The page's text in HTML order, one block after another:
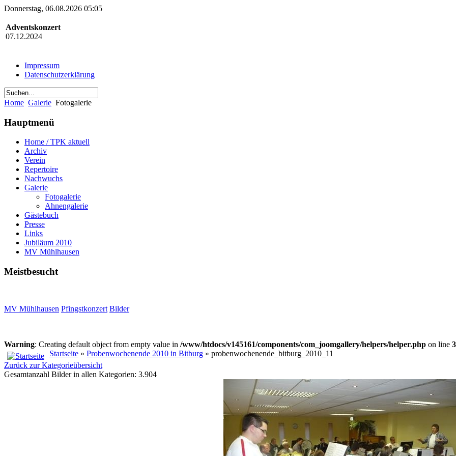
Donnerstag, 06.08.2026 05:05
Adventskonzert
07.12.2024
Impressum
Datenschutzerklärung
Home Galerie Fotogalerie
Hauptmenü
Home / TPK aktuell
Archiv
Verein
Repertoire
Nachwuchs
Galerie
Fotogalerie
Ahnengalerie
Gästebuch
Presse
Links
Jubiläum 2010
MV Mühlhausen
Meistbesucht
MV Mühlhausen Pfingstkonzert Bilder
Warning: Creating default object from empty value in /www/htdocs/v145161/components/com_joomgallery/helpers/helper.php on line
Startseite » Probenwochenende 2010 in Bitburg » probenwochenende_bitburg_2010_11
Zurück zur Kategorieübersicht
Gesamtanzahl Bilder in allen Kategorien: 3.904